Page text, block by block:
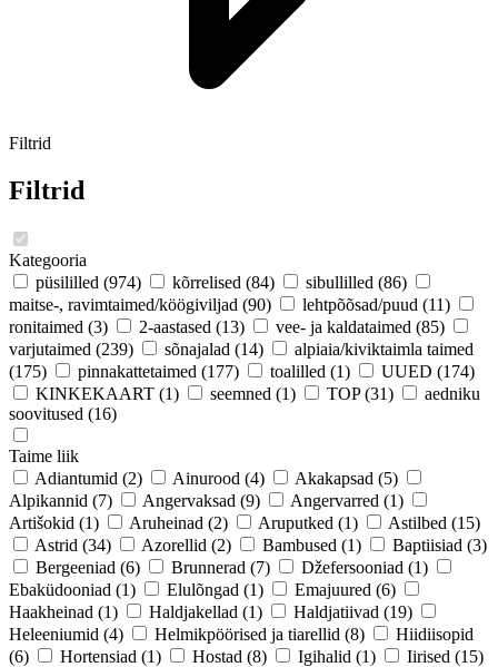
Filtrid
Filtrid
Kategooria
püsililled (974) kõrrelised (84) sibullilled (86)
maitse-, ravimtaimed/köögiviljad (90) lehtpõõsad/puud (11)
ronitaimed (3) 2-aastased (13) vee- ja kaldataimed (85)
varjutaimed (239) sõnajalad (14)
alpiaia/kiviktaimla taimed
(175)
pinnakattetaimed (177) toalilled (1) UUED (174)
KINKEKAART (1) seemned (1) TOP (31)
aedniku
soovitused (16)
Taime liik
Adiantumid (2) Ainurood (4) Akakapsad (5)
Alpikannid (7) Angervaksad (9) Angervarred (1)
Artišokid (1) Aruheinad (2) Aruputked (1) Astilbed (15)
Astrid (34) Azorellid (2) Bambused (1) Baptiisiad (3)
Bergeeniad (6) Brunnerad (7) Džefersooniad (1)
Ebaküdooniad (1) Elulõngad (1) Emajuured (6)
Haakheinad (1) Haldjakellad (1) Haldjatiivad (19)
Heleeniumid (4) Helmikpöörised ja tiarellid (8)
Hiidiisopid
(6)
Hortensiad (1) Hostad (8) Igihalid (1) Iirised (15)